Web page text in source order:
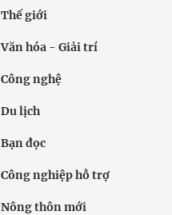
Thế giới
Văn hóa - Giải trí
Công nghệ
Du lịch
Bạn đọc
Công nghiệp hỗ trợ
Nông thôn mới